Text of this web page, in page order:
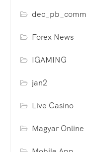
Forex News
IGAMING
jan2
Live Casino
Magyar